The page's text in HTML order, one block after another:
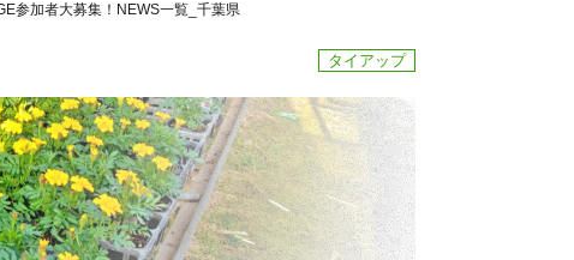
参加者大募集！NEWS一覧_千葉県
タイアップ